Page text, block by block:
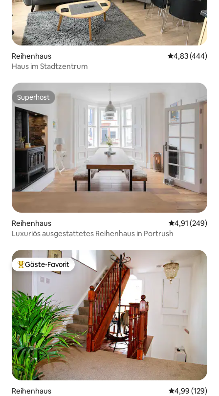
Reihenhaus
4,83 (444)
Haus im Stadtzentrum
Superhost
Superhost
Reihenhaus
4,91 (249)
Luxuriös ausgestattetes Reihenhaus in Portrush
Beliebter Gäste-Favorit.
Gäste-Favorit
Reihenhaus 4,99 (129)